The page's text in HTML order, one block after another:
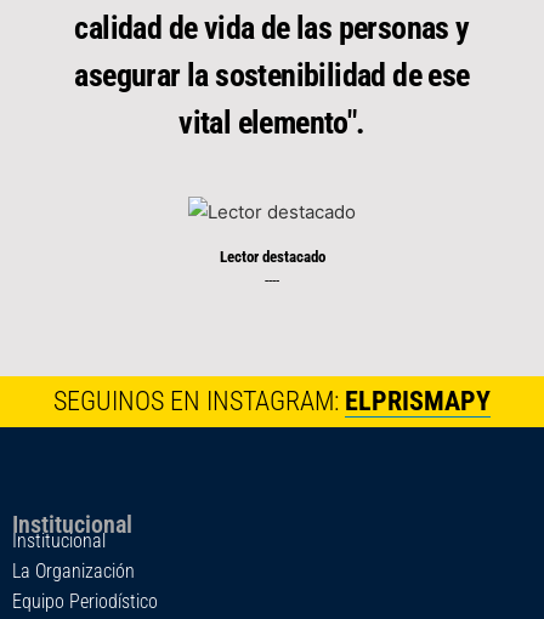
calidad de vida de las personas y
asegurar la sostenibilidad de ese
vital elemento".
Lector destacado
----
SEGUINOS EN INSTAGRAM: ELPRISMAPY
Institucional
Institucional
La Organización
Equipo Periodístico